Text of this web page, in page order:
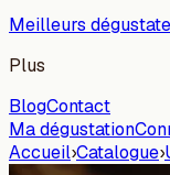
Meilleurs
Plus
BlogContact
Ma dégustation
Accueil›Catalogue›